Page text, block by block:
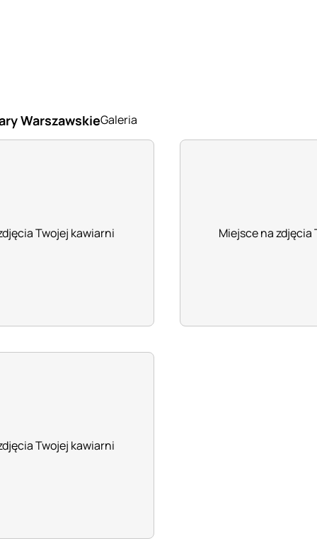
WarszawskieGaleria
Twojej kawiarni Miejsce na zdjęcia
Twojej kawiarni